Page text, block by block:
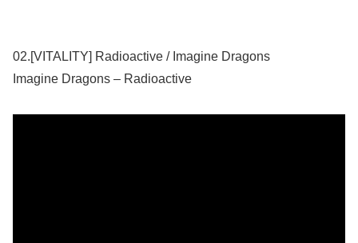
02.[VITALITY] Radioactive / Imagine Dragons
Imagine Dragons – Radioactive